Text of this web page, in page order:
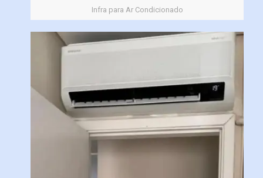
Infra para Ar Condicionado